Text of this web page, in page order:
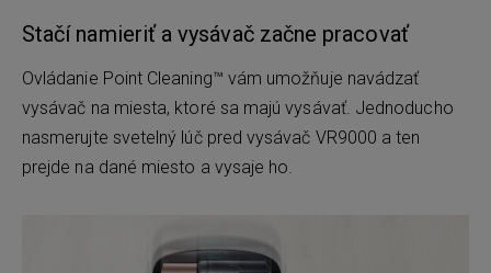
Stačí namieriť a vysávač začne pracovať
Ovládanie Point Cleaning™ vám umožňuje navádzať
vysávač na miesta, ktoré sa majú vysávať. Jednoducho
nasmerujte svetelný lúč pred vysávač VR9000 a ten
prejde na dané miesto a vysaje ho.